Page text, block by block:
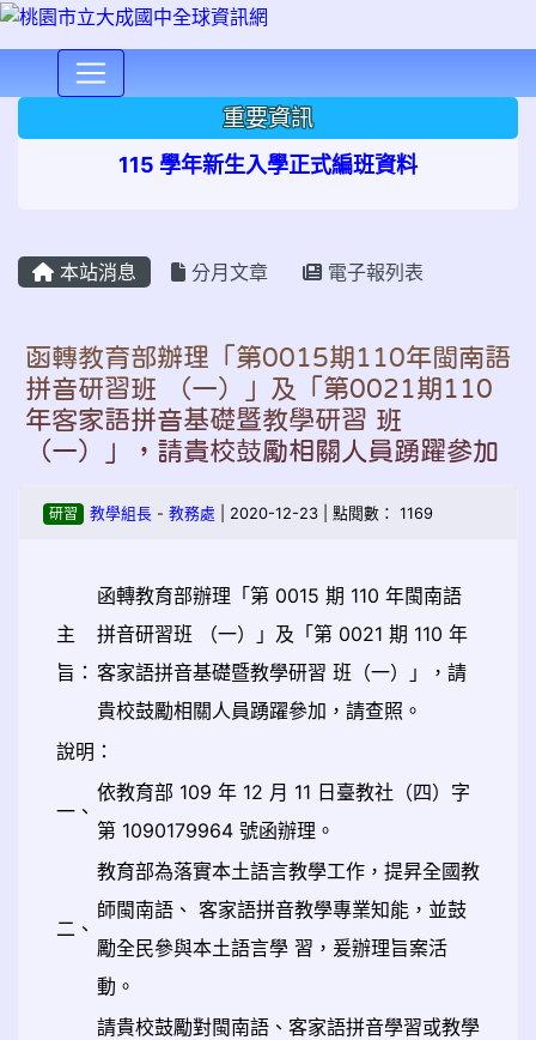
重要資訊
115 學年新生入學正式編班資料
本站消息 分月文章 電子報列表
函轉教育部辦理「第0015期110年閩南語
拼音研習班 （一）」及「第0021期110
年客家語拼音基礎暨教學研習 班
（一）」，請貴校鼓勵相關人員踴躍參加
研習 教學組長- 教務處 | 2020-12-23 | 點閱數： 1169
主
旨：
函轉教育部辦理「第 0015 期 110 年閩南語
拼音研習班 （一）」及「第 0021 期 110 年
客家語拼音基礎暨教學研習 班（一）」，請
貴校鼓勵相關人員踴躍參加，請查照。
說明：
一、
依教育部 109 年 12 月 11 日臺教社（四）字
第 1090179964 號函辦理。
二、
教育部為落實本土語言教學工作，提昇全國教
師閩南語、 客家語拼音教學專業知能，並鼓
勵全民參與本土語言學 習，爰辦理旨案活
動。
請貴校鼓勵對閩南語、客家語拼音學習或教學